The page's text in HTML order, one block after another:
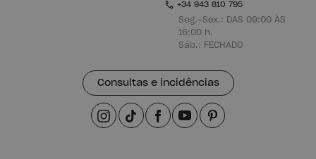
+34 943 810 795
Seg.-Sex.: DAS 09:00 ÀS
16:00 h.
Sáb.: FECHADO
Consultas e incidências